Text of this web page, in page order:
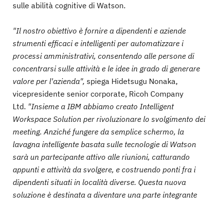
sulle abilità cognitive di Watson.
"Il nostro obiettivo è fornire a dipendenti e aziende
strumenti efficaci e intelligenti per automatizzare i
processi amministrativi, consentendo alle persone di
concentrarsi sulle attività e le idee in grado di generare
valore per l'azienda", spiega Hidetsugu Nonaka,
vicepresidente senior corporate, Ricoh Company
Ltd. "Insieme a IBM abbiamo creato Intelligent
Workspace Solution per rivoluzionare lo svolgimento dei
meeting. Anziché fungere da semplice schermo, la
lavagna intelligente basata sulle tecnologie di Watson
sarà un partecipante attivo alle riunioni, catturando
appunti e attività da svolgere, e costruendo ponti fra i
dipendenti situati in località diverse. Questa nuova
soluzione è destinata a diventare una parte integrante